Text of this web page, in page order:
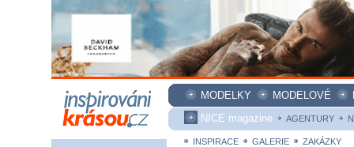
MODELKY MODELOVÉ
NICE magazine
AGENTURY
INSPIRACE GALERIE ZAKÁZKY